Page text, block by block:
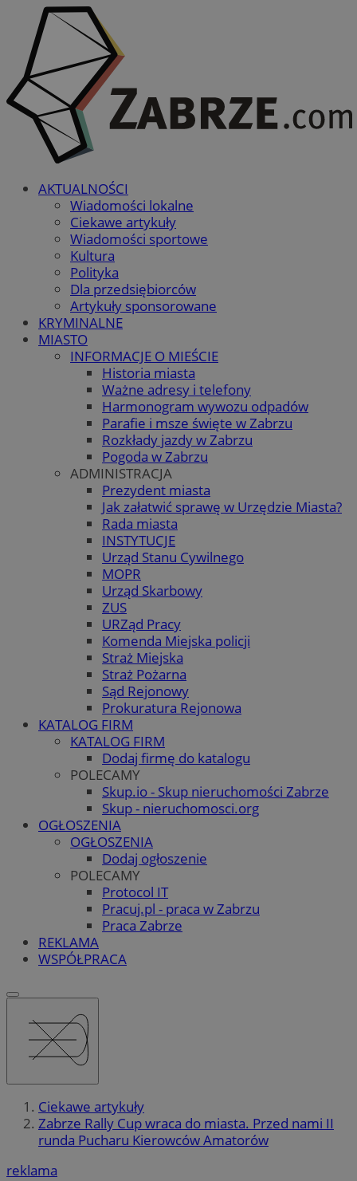
AKTUALNOŚCI
Wiadomości lokalne
Ciekawe artykuły
Wiadomości sportowe
Kultura
Polityka
Dla przedsiębiorców
Artykuły sponsorowane
KRYMINALNE
MIASTO
INFORMACJE O MIEŚCIE
Historia miasta
Ważne adresy i telefony
Harmonogram wywozu odpadów
Parafie i msze święte w Zabrzu
Rozkłady jazdy w Zabrzu
Pogoda w Zabrzu
ADMINISTRACJA
Prezydent miasta
Jak załatwić sprawę w Urzędzie Miasta?
Rada miasta
INSTYTUCJE
Urząd Stanu Cywilnego
MOPR
Urząd Skarbowy
ZUS
URZąd Pracy
Komenda Miejska policji
Straż Miejska
Straż Pożarna
Sąd Rejonowy
Prokuratura Rejonowa
KATALOG FIRM
KATALOG FIRM
Dodaj firmę do katalogu
POLECAMY
Skup.io - Skup nieruchomości Zabrze
Skup - nieruchomosci.org
OGŁOSZENIA
OGŁOSZENIA
Dodaj ogłoszenie
POLECAMY
Protocol IT
Pracuj.pl - praca w Zabrzu
Praca Zabrze
REKLAMA
WSPÓŁPRACA
Ciekawe artykuły
Zabrze Rally Cup wraca do miasta. Przed nami II
runda Pucharu Kierowców Amatorów
reklama